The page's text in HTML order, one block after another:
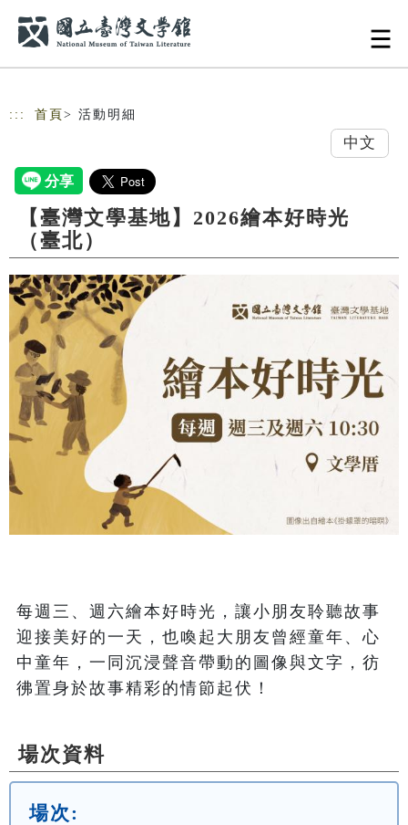
::: 首頁 > 活動明細
中文
【臺灣文學基地】2026繪本好時光
（臺北）
每週三、週六繪本好時光，讓小朋友聆聽故事
迎接美好的一天，也喚起大朋友曾經童年、心
中童年，一同沉浸聲音帶動的圖像與文字，彷
彿置身於故事精彩的情節起伏！
場次資料
場次: